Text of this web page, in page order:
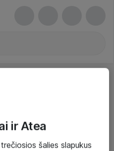
ir Atea
šalies slapukus